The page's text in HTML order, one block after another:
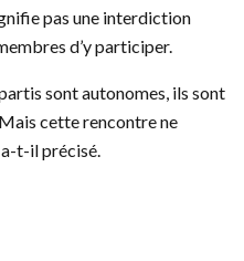
pas une interdiction
d’y participer.
sont autonomes, ils sont
cette rencontre ne
a-t-il précisé.